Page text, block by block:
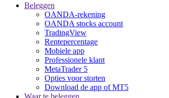
Beleggen
OANDA-rekening
OANDA stocks account
TradingView
Rentepercentage
Mobiele app
Professionele klant
MetaTrader 5
Opties voor storten
Download de app of MT5
Waar te beleggen